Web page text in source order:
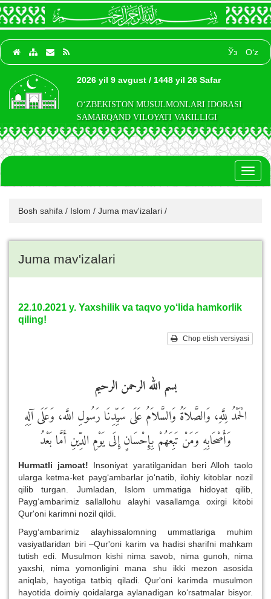
Ўз O‘z
2026 yil 9 avgust / 1448 yil 26 Safar
O‘ZBEKISTON MUSULMONLARI IDORASI
SAMARQAND VILOYATI VAKILLIGI
Bosh sahifa / Islom / Juma mav'izalari /
Juma mav'izalari
22.10.2021 y. Yaxshilik va taqvo yo‘lida hamkorlik
qiling!
Chop etish versiyasi
بسم الله الرحمن الرحيم
الْحَمْدُ لِلَّهِ، وَالصَّلاَةُ وَالسَّلاَمُ عَلَى سَيِّدِنَا رَسُولِ اللَّه، وَعَلَى آلِهِ
وَأَصْحَابِهِ وَمَنْ تَبِعَهُمْ بِإِحْسَانٍ إِلَى يَوْمِ الدِّينِ أَمَّا بَعْدُ
Hurmatli jamoat!
Insoniyat yaratilganidan beri Alloh taolo
ularga ketma-ket payg‘ambarlar jo‘natib, ilohiy kitoblar nozil
qilib turgan. Jumladan, Islom ummatiga hidoyat qilib,
Payg‘ambarimiz sallallohu alayhi vasallamga oxirgi kitobi
Qur'oni karimni nozil qildi.
Payg‘ambarimiz alayhissalomning ummatlariga muhim
vasiyatlaridan biri –Qur'oni karim va hadisi sharifni mahkam
tutish edi. Musulmon kishi nima savob, nima gunoh, nima
yaxshi, nima yomonligini mana shu ikki mezon asosida
aniqlab, hayotiga tatbiq qiladi. Qur'oni karimda musulmon
hayotida doimiy qoidalarga aylanadigan ko‘rsatmalar bisyor.